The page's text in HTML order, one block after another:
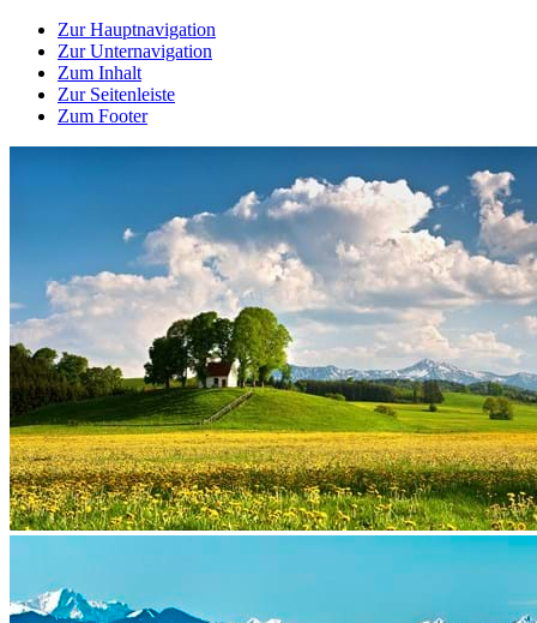
Zur Hauptnavigation
Zur Unternavigation
Zum Inhalt
Zur Seitenleiste
Zum Footer